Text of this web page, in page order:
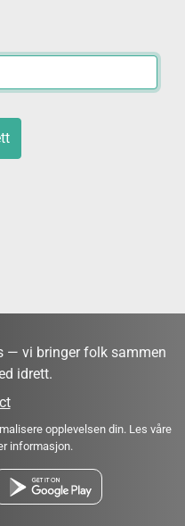
— vi bringer folk sammen
idrett.
opplevelsen din. Les våre
informasjon.